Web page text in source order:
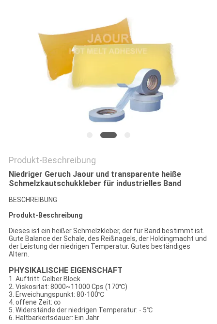
Produkt-Beschreibung
Niedriger Geruch Jaour und transparente heiße
Schmelzkautschukkleber für industrielles Band
BESCHREIBUNG
Produkt-Beschreibung
Dieses ist ein heißer Schmelzkleber, der für Band bestimmt ist.
Gute Balance der Schale, des Reißnagels, der Holdingmacht und
der Leistung der niedrigen Temperatur. Gutes beständiges
Altern.
PHYSIKALISCHE EIGENSCHAFT
1. Auftritt: Gelber Block
2. Viskosität: 8000~11000 Cps (170℃)
3. Erweichungspunkt: 80-100℃
4. offene Zeit: ∞
5. Widerstände der niedrigen Temperatur: - 5℃
6. Haltbarkeitsdauer: Ein Jahr